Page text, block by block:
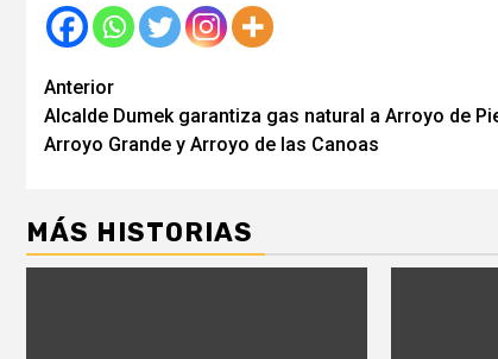
Seguir
leyendo
Anterior
Alcalde Dumek garantiza gas natural a Arroyo de
Arroyo Grande y Arroyo de las Canoas
MÁS HISTORIAS